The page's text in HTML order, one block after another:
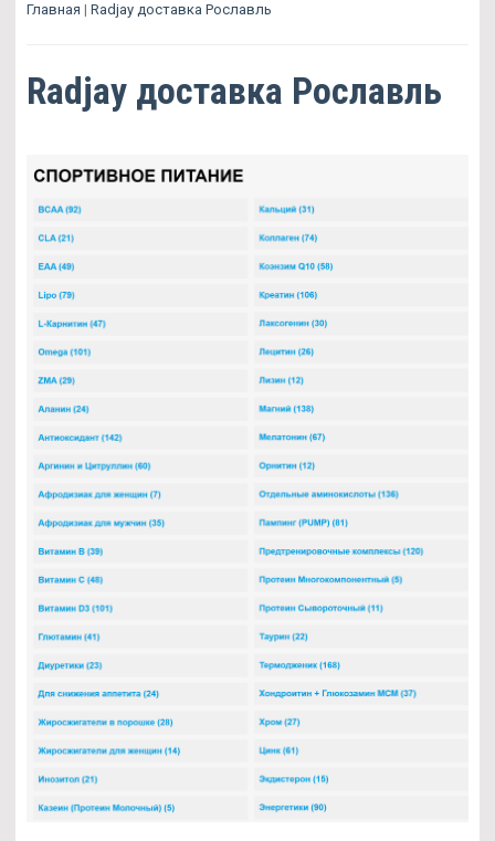
Главная | Radjay доставка Рославль
Radjay доставка Рославль